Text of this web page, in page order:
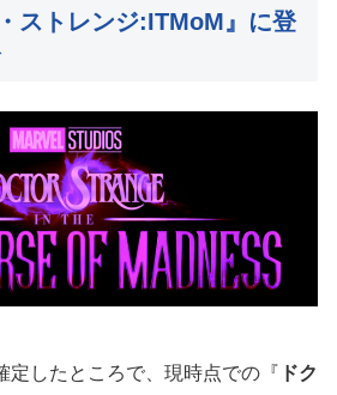
ストレンジ:ITMoM』に登
定したところで、現時点での『 ドク